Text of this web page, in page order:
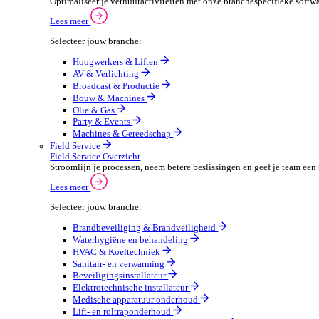
Automotive
Automotivebedrijven draaien op snelheid en
Lees meer
Selecteer jouw branche:
Automaterialen
Verhuur
Verhuur Overzicht
Optimaliseer je verhuuractiviteiten met onze
Lees meer
Selecteer jouw branche:
Hoogwerkers & Liften
AV & Verlichting
Broadcast & Productie
Bouw & Machines
Olie & Gas
Party & Events